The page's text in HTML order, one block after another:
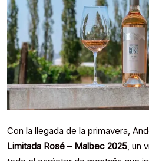
Con la llegada de la primavera,
Limitada Rosé – Malbec 2025, un